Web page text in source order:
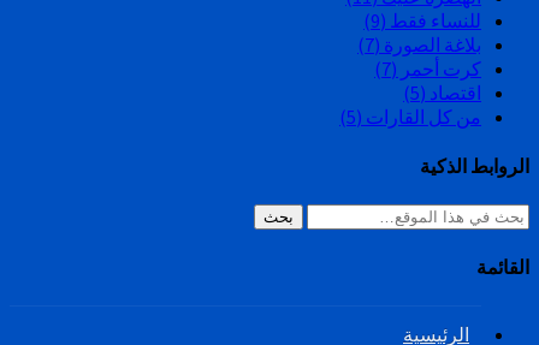
للنساء فقط (9)
بلاغة الصورة (7)
كرت أحمر (7)
اقتصاد (5)
من كل القارات (5)
الروابط الذكية
بحث
القائمة
الرئيسية